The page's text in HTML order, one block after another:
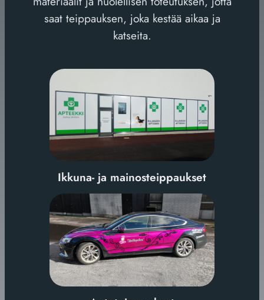
saat teippauksen, joka kestää aikaa ja
katseita.
Ikkuna- ja mainosteippaukset